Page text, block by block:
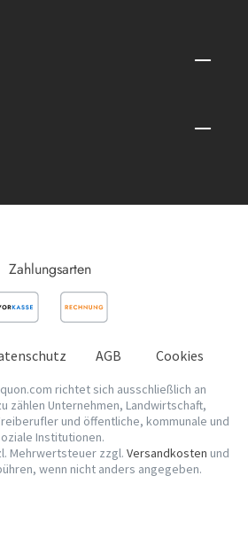
Zahlungsarten
AGB Cookies
richtet sich ausschließlich an
zählen Unternehmen, Landwirtschaft,
und öffentliche, kommunale und
Institutionen.
Mehrwertsteuer zzgl. Versandkosten und
wenn nicht anders angegeben.